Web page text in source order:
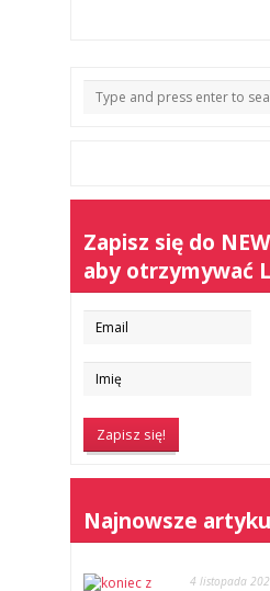
Zapisz się do
aby otrzymywać
Najnowsze
4 listopada